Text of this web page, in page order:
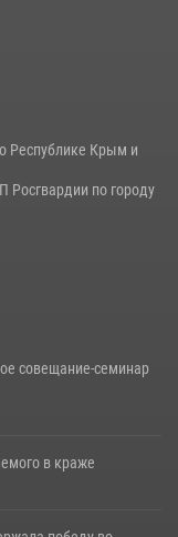
в
Республике Крым и
Росгвардии по городу
совещание-семинар
в краже